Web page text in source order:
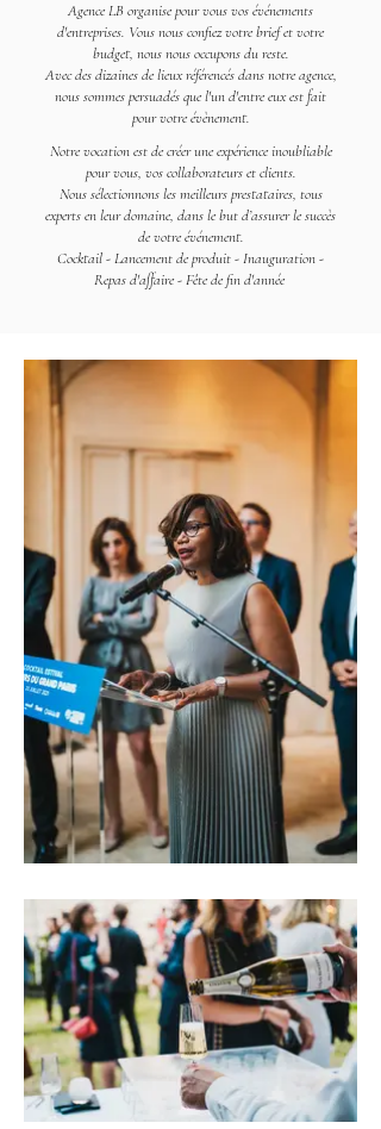
Agence LB organise pour vous vos événements
d'entreprises. Vous nous confiez votre brief et votre
budget, nous nous occupons du reste.
Avec des dizaines de lieux référencés dans notre agence,
nous sommes persuadés que l'un d'entre eux est fait
pour votre évènement.
Notre vocation est de créer une expérience inoubliable
pour vous, vos collaborateurs et clients.
Nous sélectionnons les meilleurs prestataires, tous
experts en leur domaine, dans le but d’assurer le succès
de votre événement.
Cocktail - Lancement de produit - Inauguration -
Repas d'affaire - Fête de fin d'année